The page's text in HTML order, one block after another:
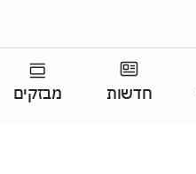
חדשות מבזקים